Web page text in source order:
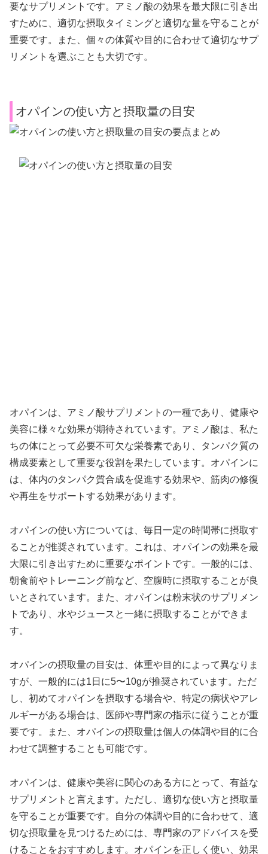
要なサプリメントです。アミノ酸の効果を最大限に引き出
すために、適切な摂取タイミングと適切な量を守ることが
重要です。また、個々の体質や目的に合わせて適切なサプ
リメントを選ぶことも大切です。
オパインの使い方と摂取量の目安
オパインは、アミノ酸サプリメントの一種であり、健康や
美容に様々な効果が期待されています。アミノ酸は、私た
ちの体にとって必要不可欠な栄養素であり、タンパク質の
構成要素として重要な役割を果たしています。オパインに
は、体内のタンパク質合成を促進する効果や、筋肉の修復
や再生をサポートする効果があります。
オパインの使い方については、毎日一定の時間帯に摂取す
ることが推奨されています。これは、オパインの効果を最
大限に引き出すために重要なポイントです。一般的には、
朝食前やトレーニング前など、空腹時に摂取することが良
いとされています。また、オパインは粉末状のサプリメン
トであり、水やジュースと一緒に摂取することができま
す。
オパインの摂取量の目安は、体重や目的によって異なりま
すが、一般的には1日に5〜10gが推奨されています。ただ
し、初めてオパインを摂取する場合や、特定の病状やアレ
ルギーがある場合は、医師や専門家の指示に従うことが重
要です。また、オパインの摂取量は個人の体調や目的に合
わせて調整することも可能です。
オパインは、健康や美容に関心のある方にとって、有益な
サプリメントと言えます。ただし、適切な使い方と摂取量
を守ることが重要です。自分の体調や目的に合わせて、適
切な摂取量を見つけるためには、専門家のアドバイスを受
けることをおすすめします。オパインを正しく使い、効果